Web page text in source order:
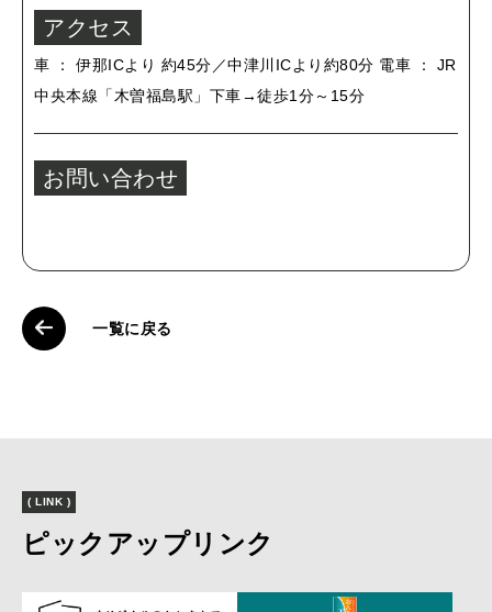
アクセス
車 ： 伊那ICより 約45分／中津川ICより約80分 電車 ： JR
中央本線「木曽福島駅」下車→徒歩1分～15分
お問い合わせ
一覧に戻る
( LINK )
ピックアップリンク